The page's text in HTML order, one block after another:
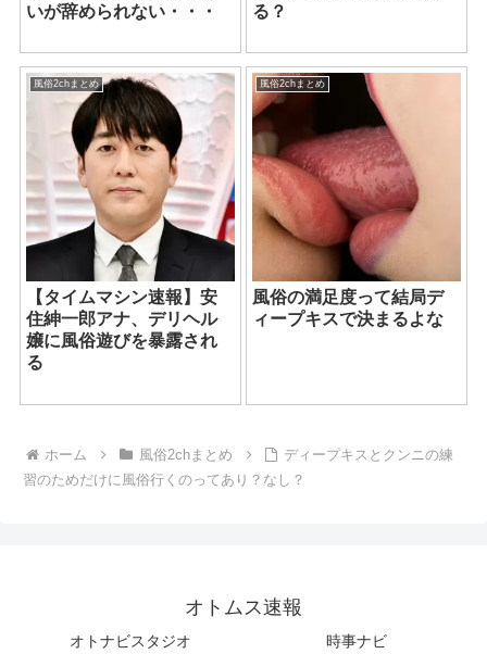
いが辞められない・・・
る？
風俗2chまとめ
【タイムマシン速報】安
住紳一郎アナ、デリヘル
嬢に風俗遊びを暴露され
る
風俗2chまとめ
風俗の満足度って結局デ
ィープキスで決まるよな
ホーム 風俗2chまとめ
ディープキスとクンニの練
習のためだけに風俗行くのってあり？なし？
オトムス速報
オトナビスタジオ 時事ナビ